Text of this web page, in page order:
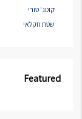
קוטג' טורי
שטח חקלאי
Featured